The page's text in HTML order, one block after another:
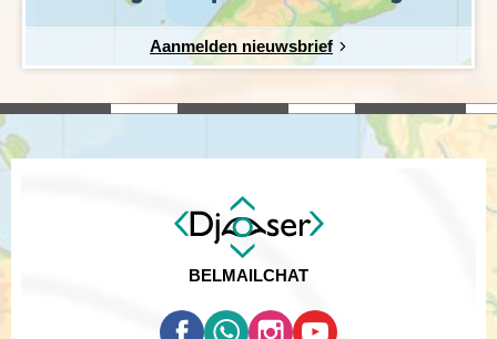
Aanmelden nieuwsbrief
BELMAILCHAT